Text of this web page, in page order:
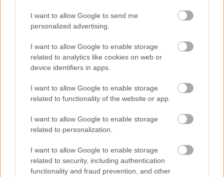
I want to allow Google to send me
personalized advertising.
I want to allow Google to enable storage
related to analytics like cookies on web or
device identifiers in apps.
I want to allow Google to enable storage
related to functionality of the website or app.
I want to allow Google to enable storage
related to personalization.
I want to allow Google to enable storage
related to security, including authentication
functionality and fraud prevention, and other
AC MilanvsManchester United2026-08-15 18:00
ELŐZŐ MÉRKŐZÉSEK
Támogatás
Támogasd adományoddal
a ManUtdFanatics.hu működését!